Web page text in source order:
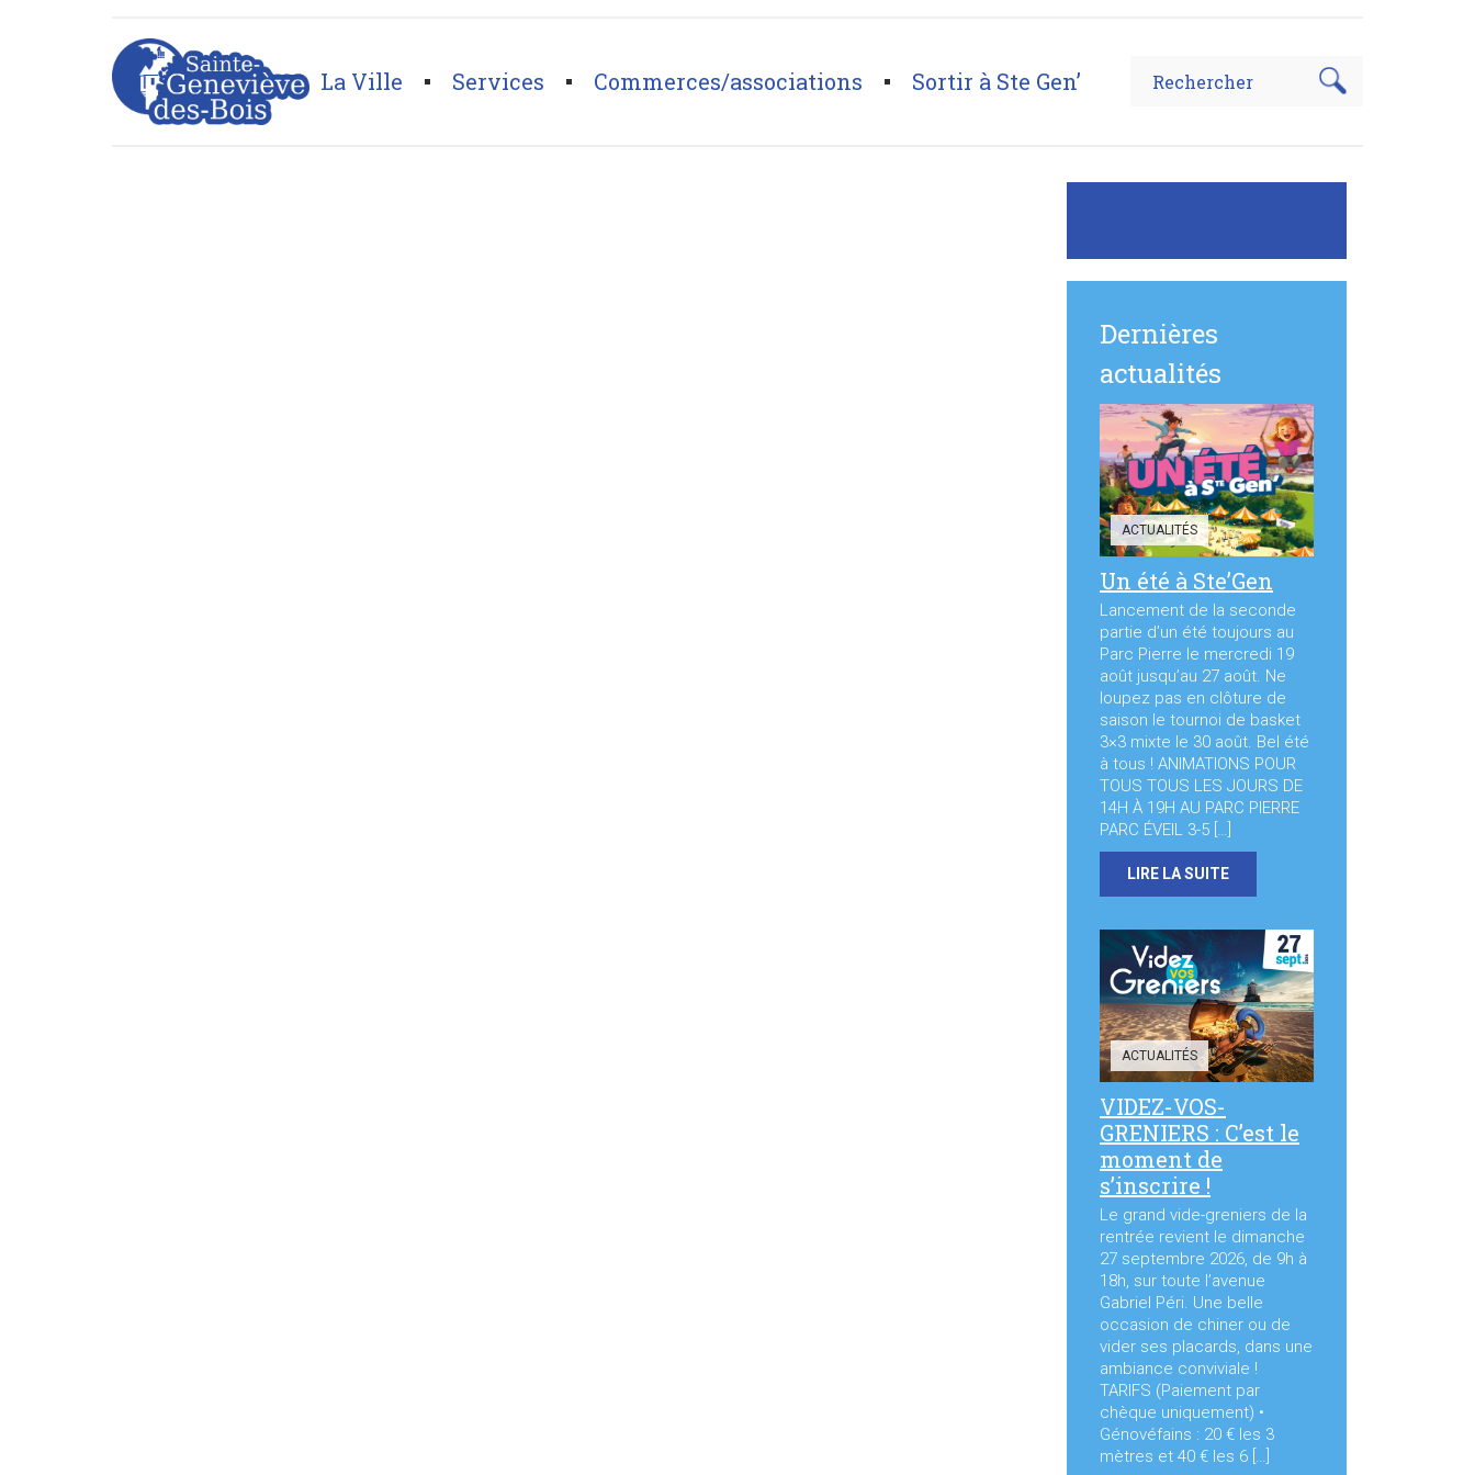
La Ville Services Commerces/associations Sortir à Ste Gen’
Page d'accueil>Publications
Dernières
actualités
ACTUALITÉS
Un été à Ste’Gen
Lancement de la seconde
partie d’un été toujours au
Parc Pierre le mercredi 19
août jusqu’au 27 août. Ne
loupez pas en clôture de
saison le tournoi de basket
3×3 mixte le 30 août. Bel été
à tous ! ANIMATIONS POUR
TOUS TOUS LES JOURS DE
14H À 19H AU PARC PIERRE
PARC ÉVEIL 3-5 […]
LIRE LA SUITE
ACTUALITÉS
VIDEZ-VOS-
GRENIERS : C’est le
moment de
s’inscrire !
Le grand vide-greniers de la
rentrée revient le dimanche
27 septembre 2026, de 9h à
18h, sur toute l’avenue
Gabriel Péri. Une belle
occasion de chiner ou de
vider ses placards, dans une
ambiance conviviale !
TARIFS (Paiement par
chèque uniquement) •
Génovéfains : 20 € les 3
mètres et 40 € les 6 […]